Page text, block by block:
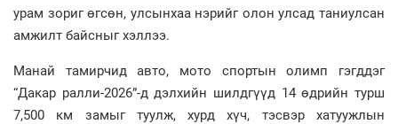
урам зориг өгсөн, улсынхаа нэрийг олон улсад таниулсан
амжилт байсныг хэллээ.
Манай тамирчид авто, мото спортын олимп гэгддэг
“Дакар ралли-2026”-д дэлхийн шилдгүүд 14 өдрийн турш
7,500 км замыг туулж, хурд хүч, тэсвэр хатуужлын